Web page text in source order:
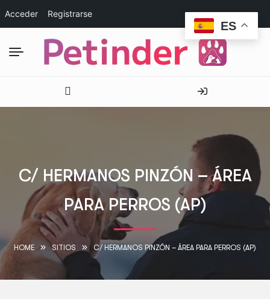
Acceder Registrarse
C/ HERMANOS PINZÓN – ÁREA
PARA PERROS (AP)
HOME SITIOS C/ HERMANOS PINZÓN – ÁREA PARA PERROS (AP)
ES